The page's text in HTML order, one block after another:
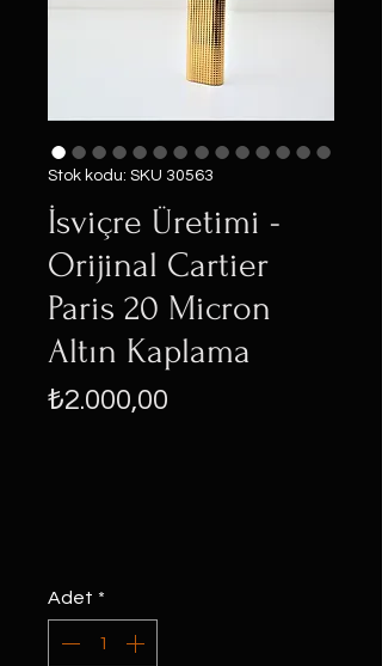
Stok kodu: SKU 30563
İsviçre Üretimi -
Orijinal Cartier
Paris 20 Micron
Altın Kaplama
₺2.000,00
Adet *